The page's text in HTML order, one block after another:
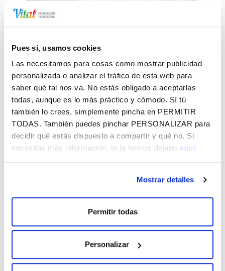
Pues sí, usamos cookies
Las necesitamos para cosas como mostrar publicidad
personalizada o analizar el tráfico de esta web para
saber qué tal nos va. No estás obligado a aceptarlas
todas, aunque es lo más práctico y cómodo. Sí tú
también lo crees, simplemente pincha en PERMITIR
TODAS. También puedes pinchar PERSONALIZAR para
decidir qué estás dispuesto a compartir y qué no. Si
necesitas más información, te la hemos dejado aquí.
Mostrar detalles
Permitir todas
Personalizar
Azokak eta jaiak
bizitza kulturala
Ekitaldiak